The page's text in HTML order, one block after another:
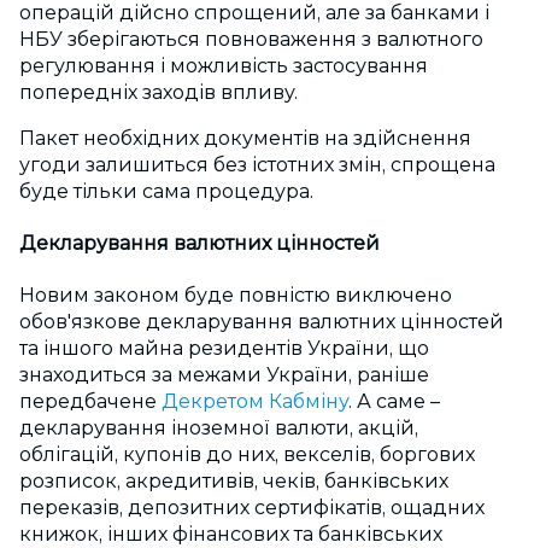
операцій дійсно спрощений, але за банками і
НБУ зберігаються повноваження з валютного
регулювання і можливість застосування
попередніх заходів впливу.
Пакет необхідних документів на здійснення
угоди залишиться без істотних змін, спрощена
буде тільки сама процедура.
Декларування валютних цінностей
Новим законом буде повністю виключено
обов'язкове декларування валютних цінностей
та іншого майна резидентів України, що
знаходиться за межами України, раніше
передбачене Декретом Кабміну. А саме –
декларування іноземної валюти, акцій,
облігацій, купонів до них, векселів, боргових
розписок, акредитивів, чеків, банківських
переказів, депозитних сертифікатів, ощадних
книжок, інших фінансових та банківських